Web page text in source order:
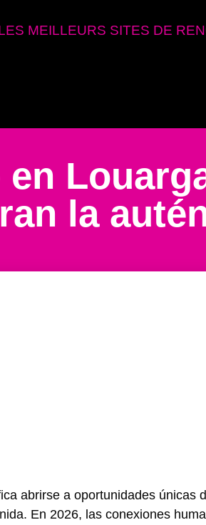
MEILLEURS SITES DE
la
abrirse a oportunidades únicas
En 2026, las conexiones